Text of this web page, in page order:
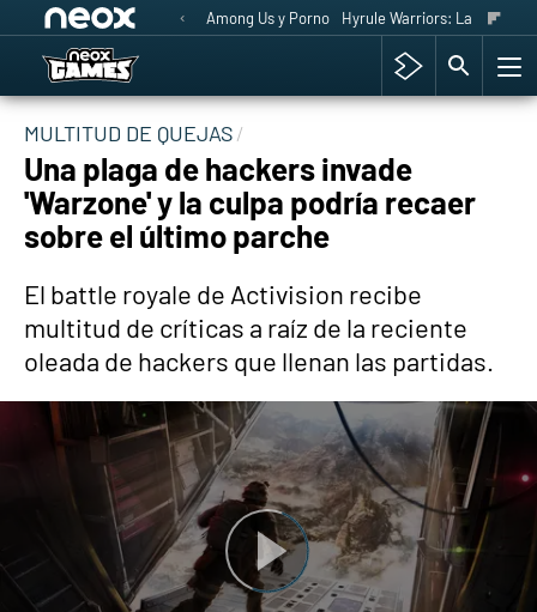
Among Us y Porno Hyrule Warriors: La Era del
MULTITUD DE QUEJAS
Una plaga de hackers invade
'Warzone' y la culpa podría recaer
sobre el último parche
El battle royale de Activision recibe
multitud de críticas a raíz de la reciente
oleada de hackers que llenan las partidas.